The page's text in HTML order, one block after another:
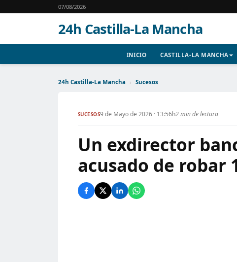
07/08/2026
24h Castilla-La Mancha
INICIO CASTILLA-LA MANCHA
24h Castilla-La Mancha › Sucesos
SUCESOS9 de Mayo de 2026 · 13:56h2 min de lectura
Un exdirector
acusado de robar